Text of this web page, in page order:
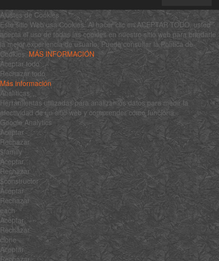
Ajustes de Cookies
Este sitio Web usa Cookies. Al hacer clic en ACEPTAR TODO, usted
acepta el uso de todas las cookies en nuestro sitio web para brindarle
la mejor experiencia de usuario. Puede consultar la Política de
Cookies: MÁS INFORMACIÓN
Aceptar todo
Rechazar todo
Más información
Analíticas
Herramientas utilizadas para analizar los datos para medir la
efectividad de un sitio web y comprender cómo funciona.
Google Analytics
Aceptar
Rechazar
$family
Aceptar
Rechazar
$constructor
Aceptar
Rechazar
each
Aceptar
Rechazar
clone
Aceptar
Rechazar